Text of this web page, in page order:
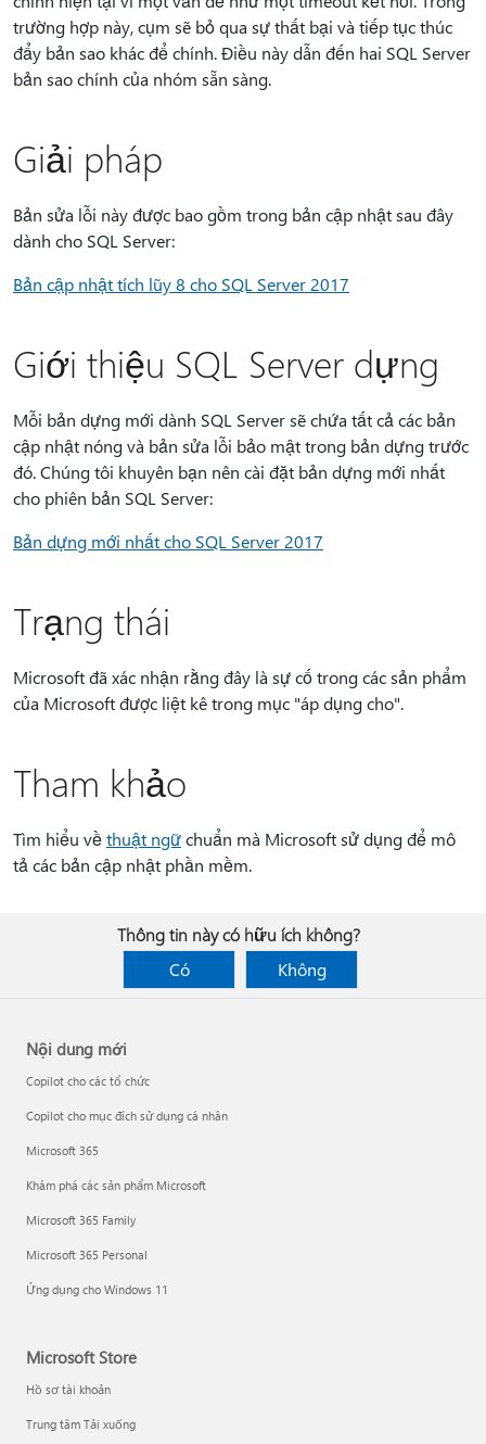
trường hợp này, cụm sẽ bỏ qua sự thất bại và tiếp tục thúc
đẩy bản sao khác để chính. Điều này dẫn đến hai SQL Server
bản sao chính của nhóm sẵn sàng.
Giải pháp
Bản sửa lỗi này được bao gồm trong bản cập nhật sau đây
dành cho SQL Server:
Bản cập nhật tích lũy 8 cho SQL Server 2017
Giới thiệu SQL Server dựng
Mỗi bản dựng mới dành SQL Server sẽ chứa tất cả các bản
cập nhật nóng và bản sửa lỗi bảo mật trong bản dựng trước
đó. Chúng tôi khuyên bạn nên cài đặt bản dựng mới nhất
cho phiên bản SQL Server:
Bản dựng mới nhất cho SQL Server 2017
Trạng thái
Microsoft đã xác nhận rằng đây là sự cố trong các sản phẩm
của Microsoft được liệt kê trong mục "áp dụng cho".
Tham khảo
Tìm hiểu vềthuật ngữchuẩn mà Microsoft sử dụng để mô
tả các bản cập nhật phần mềm.
Thông tin này có hữu ích không?
Có
Không
Nội dung mới
Copilot cho các tổ chức
Copilot cho mục đích sử dụng cá nhân
Microsoft 365
Khám phá các sản phẩm Microsoft
Microsoft 365 Family
Microsoft 365 Personal
Ứng dụng cho Windows 11
Microsoft Store
Hồ sơ tài khoản
Trung tâm Tải xuống